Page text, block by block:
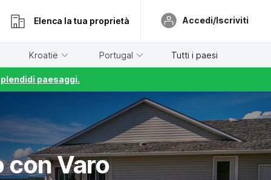
Elenca la tua proprietà Accedi/Iscriviti
Kroatië Portugal Tutti i paesi
paesaggi.
con Varo